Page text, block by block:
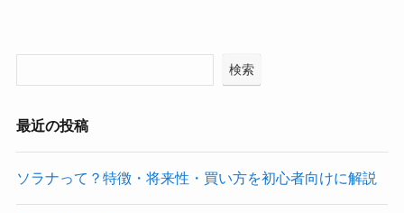
検索
最近の投稿
ソラナって？特徴・将来性・買い方を初心者向けに解説